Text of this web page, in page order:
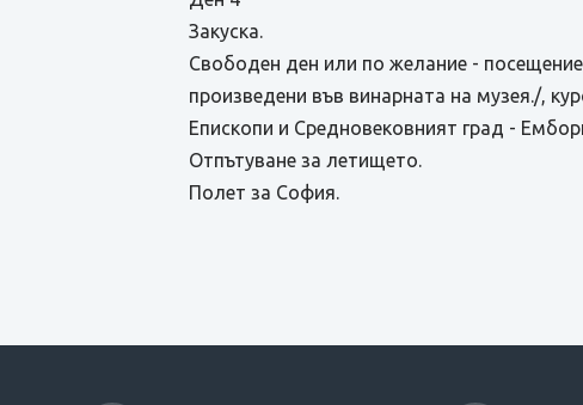
Закуска.
Свободен ден или по желание -
произведени във винарната на музея./,
Епископи и Средновековният град -
Отпътуване за летището.
Полет за София.